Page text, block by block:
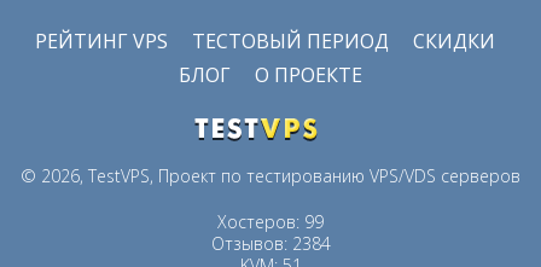
РЕЙТИНГ VPS ТЕСТОВЫЙ ПЕРИОД
СКИДКИ
БЛОГ
О ПРОЕКТЕ
© 2026, TestVPS, Проект по тестированию VPS/VDS серверов
Хостеров: 99
Отзывов: 2384